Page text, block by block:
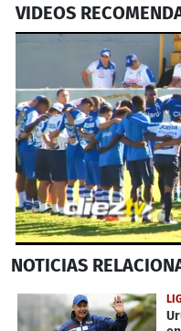
VIDEOS
seconds
2
minutes,
9
NOTICIAS